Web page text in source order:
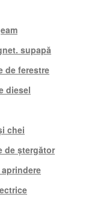
supapă
de ferestre
diesel
chei
de ștergător